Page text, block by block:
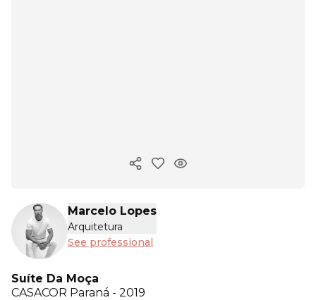
Copy ink
Marcelo Lopes
Arquitetura
See professional
Suíte Da Moça
CASACOR Paraná - 2019